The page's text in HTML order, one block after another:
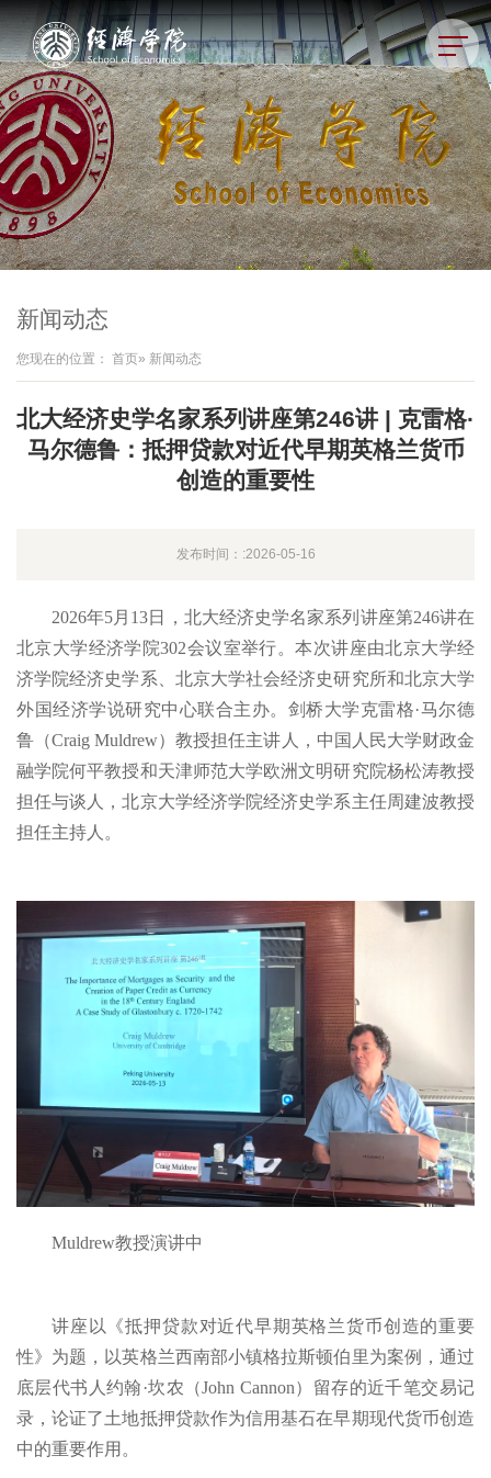
新闻动态
您现在的位置： 首页» 新闻动态
北大经济史学名家系列讲座第246讲 | 克雷格·
马尔德鲁：抵押贷款对近代早期英格兰货币
创造的重要性
发布时间：:2026-05-16
2026年5月13日，北大经济史学名家系列讲座第246讲在
北京大学经济学院302会议室举行。本次讲座由北京大学经
济学院经济史学系、北京大学社会经济史研究所和北京大学
外国经济学说研究中心联合主办。剑桥大学克雷格·马尔德
鲁（Craig Muldrew）教授担任主讲人，中国人民大学财政金
融学院何平教授和天津师范大学欧洲文明研究院杨松涛教授
担任与谈人，北京大学经济学院经济史学系主任周建波教授
担任主持人。
Muldrew教授演讲中
讲座以《抵押贷款对近代早期英格兰货币创造的重要
性》为题，以英格兰西南部小镇格拉斯顿伯里为案例，通过
底层代书人约翰·坎农（John Cannon）留存的近千笔交易记
录，论证了土地抵押贷款作为信用基石在早期现代货币创造
中的重要作用。